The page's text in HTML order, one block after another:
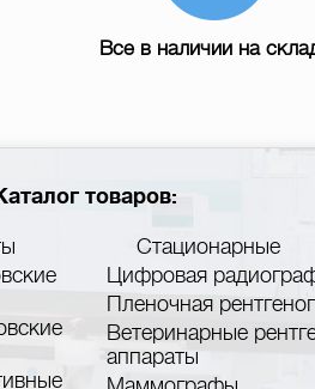
Все в наличии на
товаров:
Стационарные
Цифровая
Пленочная
Ветеринарные
аппараты